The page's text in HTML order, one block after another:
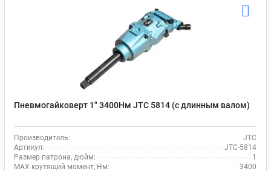
Пневмогайковерт 1" 3400Нм JTC 5814 (с длинным валом)
Производитель:
JTC
Артикул:
JTC-5814
Размер патрона, дюйм:
1
MAX крутящий момент, Нм:
3400